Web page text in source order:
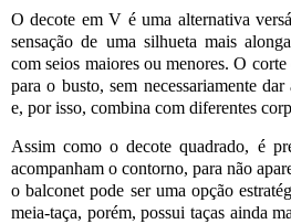
O decote em V é uma alternativa
sensação de uma silhueta mais
com seios maiores ou menores. O
para o busto, sem necessariamente
e, por isso, combina com diferentes
Assim como o decote quadrado, é
acompanham o contorno, para não
o balconet pode ser uma opção
meia-taça, porém, possui taças ainda